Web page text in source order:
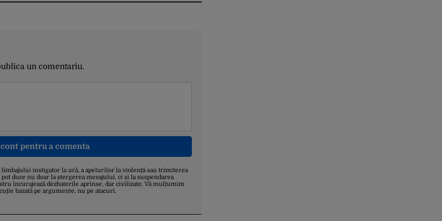
un comentariu.
pentru a comenta
instigator la ură, a apelurilor la violență sau trimiterea
duce nu doar la ștergerea mesajului, ci și la suspendarea
încurajează dezbaterile aprinse, dar civilizate. Vă mulțumim
bazată pe argumente, nu pe atacuri.